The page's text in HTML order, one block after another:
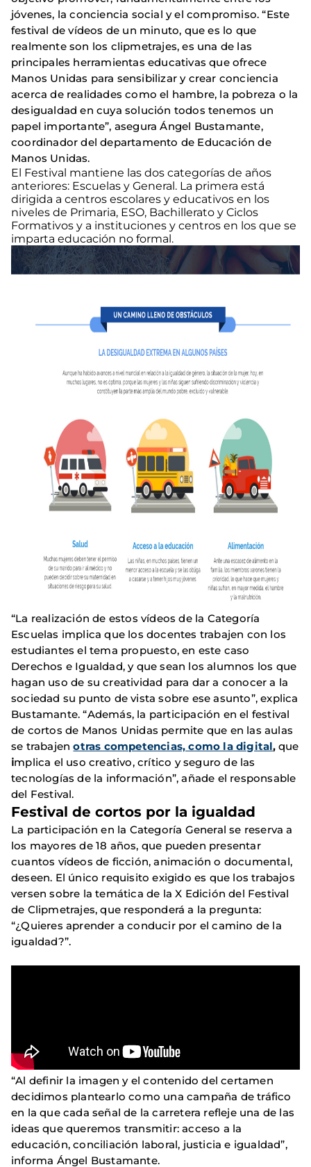
jóvenes, la conciencia social y el compromiso. “Este
festival de vídeos de un minuto, que es lo que
realmente son los clipmetrajes, es una de las
principales herramientas educativas que ofrece
Manos Unidas para sensibilizar y crear conciencia
acerca de realidades como el hambre, la pobreza o la
desigualdad en cuya solución todos tenemos un
papel importante”, asegura Ángel Bustamante,
coordinador del departamento de Educación de
Manos Unidas.
El Festival mantiene las dos categorías de años
anteriores: Escuelas y General. La primera está
dirigida a centros escolares y educativos en los
niveles de Primaria, ESO, Bachillerato y Ciclos
Formativos y a instituciones y centros en los que se
imparta educación no formal.
“La realización de estos vídeos de la Categoría
Escuelas implica que los docentes trabajen con los
estudiantes el tema propuesto, en este caso
Derechos e Igualdad, y que sean los alumnos los que
hagan uso de su creatividad para dar a conocer a la
sociedad su punto de vista sobre ese asunto”, explica
Bustamante. “Además, la participación en el festival
de cortos de Manos Unidas permite que en las aulas
se trabajenotras competencias, como ladigital, que
implica el uso creativo, crítico y seguro de las
tecnologías de la información”, añade el responsable
del Festival.
Festival de cortos por la igualdad
La participación en la Categoría General se reserva a
los mayores de 18 años, que pueden presentar
cuantos vídeos de ficción, animación o documental,
deseen. El único requisito exigido es que los trabajos
versen sobre la temática de la X Edición del Festival
de Clipmetrajes, que responderá a la pregunta:
“¿Quieres aprender a conducir por el camino de la
igualdad?”.
“Al definir la imagen y el contenido del certamen
decidimos plantearlo como una campaña de tráfico
en la que cada señal de la carretera refleje una de las
ideas que queremos transmitir: acceso a la
educación, conciliación laboral, justicia e igualdad”,
informa Ángel Bustamante.